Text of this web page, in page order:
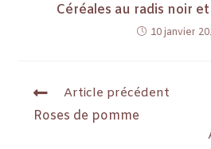
Céréales au radis noir
10 janvier
Article précédent
Roses de pomme